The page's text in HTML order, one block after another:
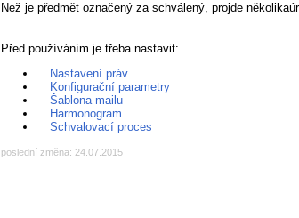
Než je předmět označený za schválený, projde
Před používáním je třeba nastavit:
Nastavení práv
Konfigurační parametry
Šablona mailu
Harmonogram
Schvalovací proces
poslední změna: 24.07.2015